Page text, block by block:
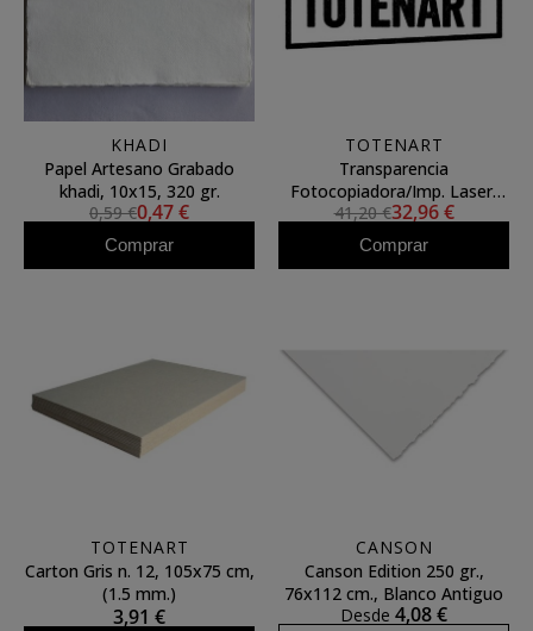
KHADI
Papel Artesano Grabado
khadi, 10x15, 320 gr.
0,59 €0,47 €
Comprar
TOTENART
Transparencia
Fotocopiadora/Imp. Laser,
A4.
41,20 €32,96 €
Comprar
TOTENART
Carton Gris n. 12, 105x75 cm,
(1.5 mm.)
3,91 €
CANSON
Canson Edition 250 gr.,
76x112 cm., Blanco Antiguo
Desde 4,08 €